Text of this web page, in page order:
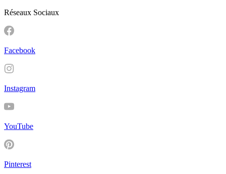
Réseaux Sociaux
Facebook
Instagram
YouTube
Pinterest